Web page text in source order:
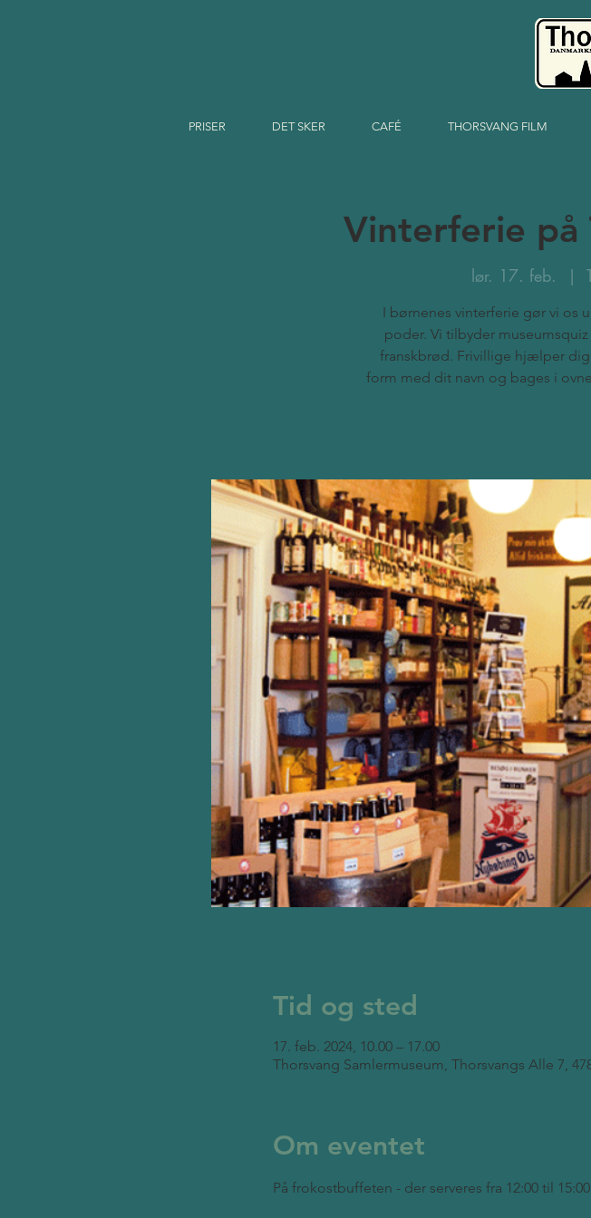
PRISER DET SKER CAFÉ THORSVANG FILM
Vinterferie på
lør. 17. feb.
  |
I børnenes vinterferie gør vi os
poder. Vi tilbyder
franskbrød. Frivillige hjælper
form med dit navn og bages i
Tid og sted
17. feb. 2024, 10.00 – 17.00
Thorsvang Samlermuseum, Thorsvangs Alle 7,
Om eventet
På frokostbuffeten - der serveres fra 12:00 til